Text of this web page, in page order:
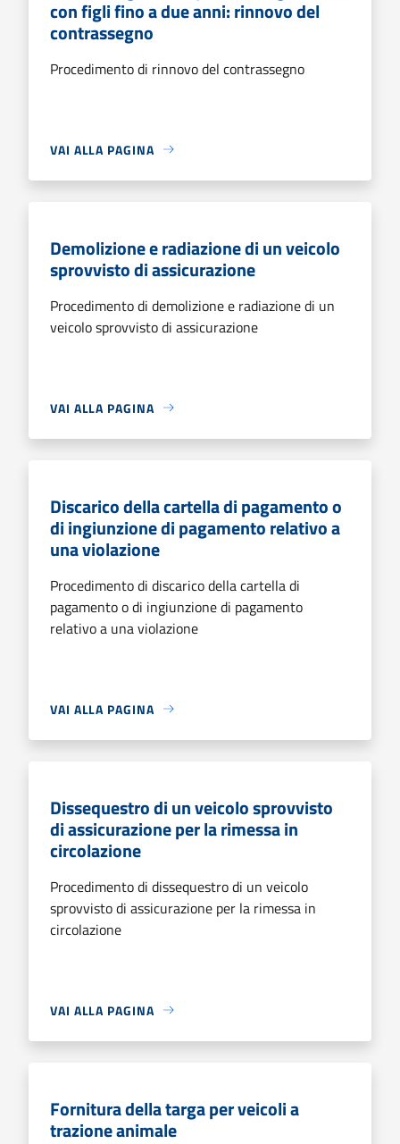
con figli fino a due anni: rinnovo del
contrassegno
Procedimento di rinnovo del contrassegno
VAI ALLA PAGINA
Demolizione e radiazione di un veicolo
sprovvisto di assicurazione
Procedimento di demolizione e radiazione di un
veicolo sprovvisto di assicurazione
VAI ALLA PAGINA
Discarico della cartella di pagamento o
di ingiunzione di pagamento relativo a
una violazione
Procedimento di discarico della cartella di
pagamento o di ingiunzione di pagamento
relativo a una violazione
VAI ALLA PAGINA
Dissequestro di un veicolo sprovvisto
di assicurazione per la rimessa in
circolazione
Procedimento di dissequestro di un veicolo
sprovvisto di assicurazione per la rimessa in
circolazione
VAI ALLA PAGINA
Fornitura della targa per veicoli a
trazione animale